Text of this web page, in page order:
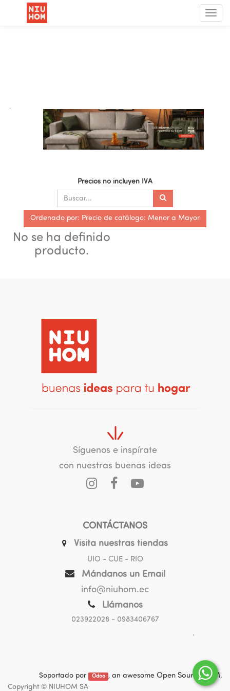
Menú
de
.
Precios no incluyen IVA
Ordenado por: Precio de catálogo: Menor a Mayor
No se ha definido
producto.
Síguenos e inspírate
con nuestras buenas ideas
CONTÁCTANOS
Visita nuestras tiendas
UIO - CUE - RIO
Mándanos un Email
info@niuhom.ec
Llámanos
023922028- 0983406767
.
Soportado por Odoo , an awesome Open Source CRM.
Copyright © NIUHOM SA